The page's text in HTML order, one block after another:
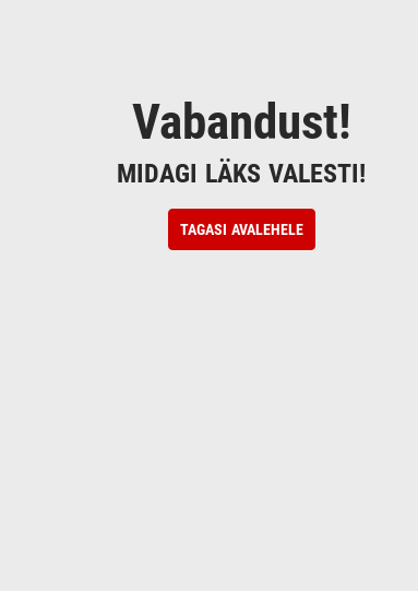
Vabandust!
MIDAGI LÄKS VALESTI!
TAGASI AVALEHELE